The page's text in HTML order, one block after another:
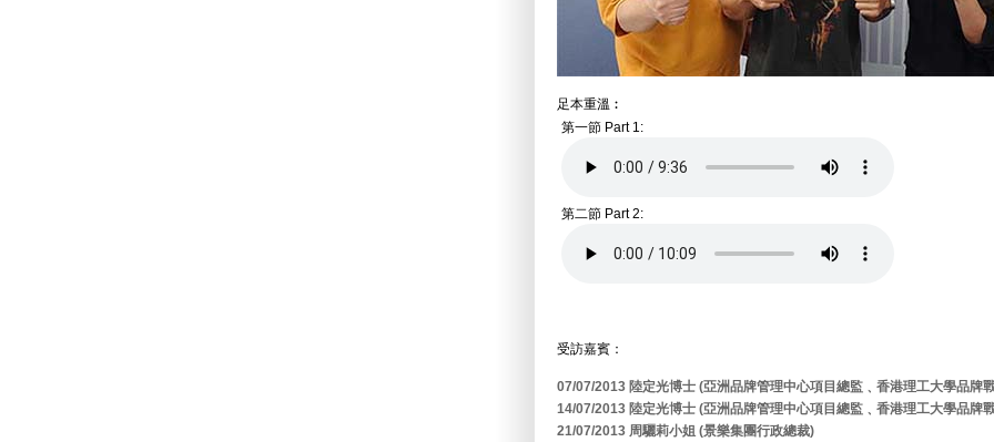
足本重溫︰
第一節 Part 1:
第二節 Part 2:
受訪嘉賓：
07/07/2013 陸定光博士 (亞洲品牌管理中心項目總監﹑香港理工大學品牌
14/07/2013 陸定光博士 (亞洲品牌管理中心項目總監﹑香港理工大學品牌
21/07/2013 周驪莉小姐 (景樂集團行政總裁)